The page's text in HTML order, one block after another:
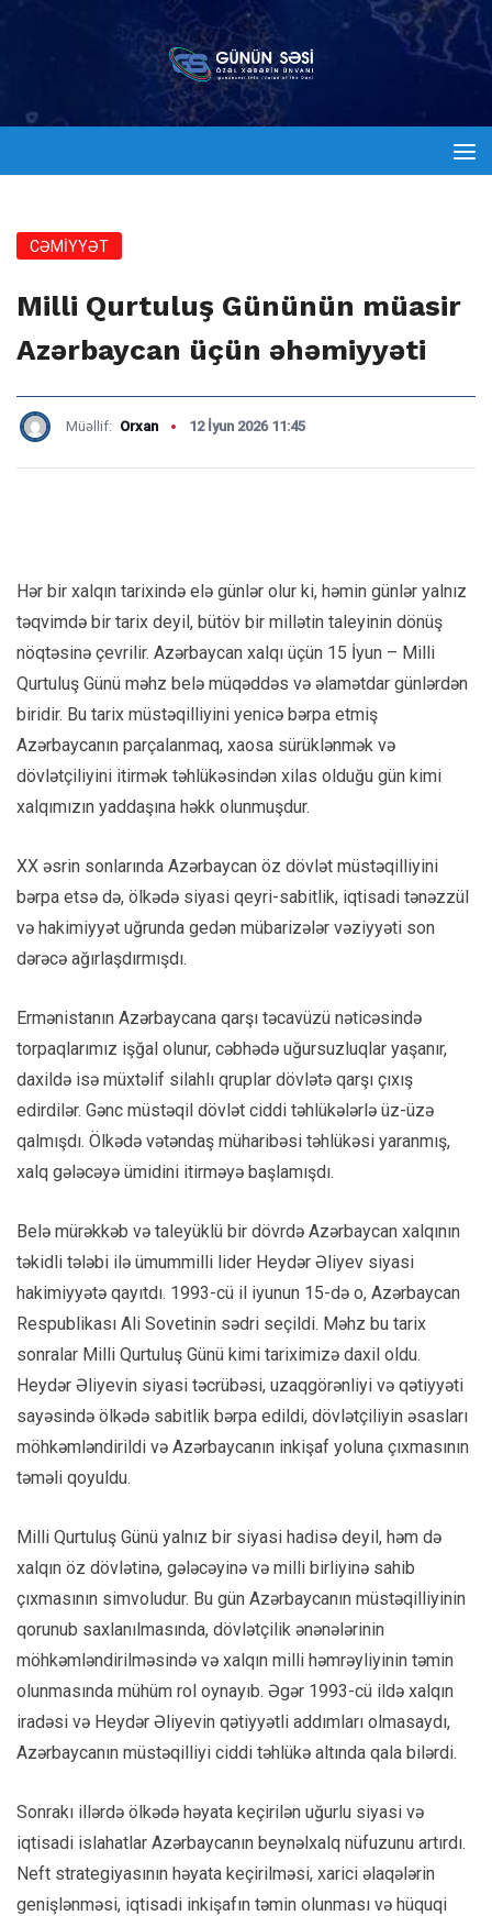
CƏMİYYƏT
Milli Qurtuluş Gününün müasir
Azərbaycan üçün əhəmiyyəti
Müəllif: Orxan 12 İyun 2026 11:45
Hər bir xalqın tarixində elə günlər olur ki, həmin günlər yalnız
təqvimdə bir tarix deyil, bütöv bir millətin taleyinin dönüş
nöqtəsinə çevrilir. Azərbaycan xalqı üçün 15 İyun – Milli
Qurtuluş Günü məhz belə müqəddəs və əlamətdar günlərdən
biridir. Bu tarix müstəqilliyini yenicə bərpa etmiş
Azərbaycanın parçalanmaq, xaosa sürüklənmək və
dövlətçiliyini itirmək təhlükəsindən xilas olduğu gün kimi
xalqımızın yaddaşına həkk olunmuşdur.
XX əsrin sonlarında Azərbaycan öz dövlət müstəqilliyini
bərpa etsə də, ölkədə siyasi qeyri-sabitlik, iqtisadi tənəzzül
və hakimiyyət uğrunda gedən mübarizələr vəziyyəti son
dərəcə ağırlaşdırmışdı.
Ermənistanın Azərbaycana qarşı təcavüzü nəticəsində
torpaqlarımız işğal olunur, cəbhədə uğursuzluqlar yaşanır,
daxildə isə müxtəlif silahlı qruplar dövlətə qarşı çıxış
edirdilər. Gənc müstəqil dövlət ciddi təhlükələrlə üz-üzə
qalmışdı. Ölkədə vətəndaş müharibəsi təhlükəsi yaranmış,
xalq gələcəyə ümidini itirməyə başlamışdı.
Belə mürəkkəb və taleyüklü bir dövrdə Azərbaycan xalqının
təkidli tələbi ilə ümummilli lider Heydər Əliyev siyasi
hakimiyyətə qayıtdı. 1993-cü il iyunun 15-də o, Azərbaycan
Respublikası Ali Sovetinin sədri seçildi. Məhz bu tarix
sonralar Milli Qurtuluş Günü kimi tariximizə daxil oldu.
Heydər Əliyevin siyasi təcrübəsi, uzaqgörənliyi və qətiyyəti
sayəsində ölkədə sabitlik bərpa edildi, dövlətçiliyin əsasları
möhkəmləndirildi və Azərbaycanın inkişaf yoluna çıxmasının
təməli qoyuldu.
Milli Qurtuluş Günü yalnız bir siyasi hadisə deyil, həm də
xalqın öz dövlətinə, gələcəyinə və milli birliyinə sahib
çıxmasının simvoludur. Bu gün Azərbaycanın müstəqilliyinin
qorunub saxlanılmasında, dövlətçilik ənənələrinin
möhkəmləndirilməsində və xalqın milli həmrəyliyinin təmin
olunmasında mühüm rol oynayıb. Əgər 1993-cü ildə xalqın
iradəsi və Heydər Əliyevin qətiyyətli addımları olmasaydı,
Azərbaycanın müstəqilliyi ciddi təhlükə altında qala bilərdi.
Sonrakı illərdə ölkədə həyata keçirilən uğurlu siyasi və
iqtisadi islahatlar Azərbaycanın beynəlxalq nüfuzunu artırdı.
Neft strategiyasının həyata keçirilməsi, xarici əlaqələrin
genişlənməsi, iqtisadi inkişafın təmin olunması və hüquqi